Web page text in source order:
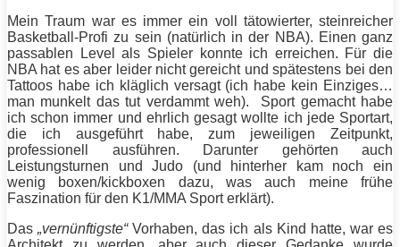
Mein Traum war es immer ein voll tätowierter, steinreicher
Basketball-Profi zu sein (natürlich in der NBA). Einen ganz
passablen Level als Spieler konnte ich erreichen. Für die
NBA hat es aber leider nicht gereicht und spätestens bei den
Tattoos habe ich kläglich versagt (ich habe kein Einziges…
man munkelt das tut verdammt weh). Sport gemacht habe
ich schon immer und ehrlich gesagt wollte ich jede Sportart,
die ich ausgeführt habe, zum jeweiligen Zeitpunkt,
professionell ausführen. Darunter gehörten auch
Leistungsturnen und Judo (und hinterher kam noch ein
wenig boxen/kickboxen dazu, was auch meine frühe
Faszination für den K1/MMA Sport erklärt).
Das„vernünftigste“Vorhaben, das ich als Kind hatte, war es